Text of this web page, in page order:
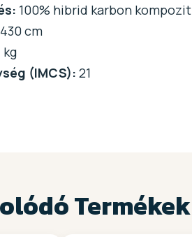
100% hibrid karbon kompozit
430 cm
kg
(IMCS): 21
Termékek